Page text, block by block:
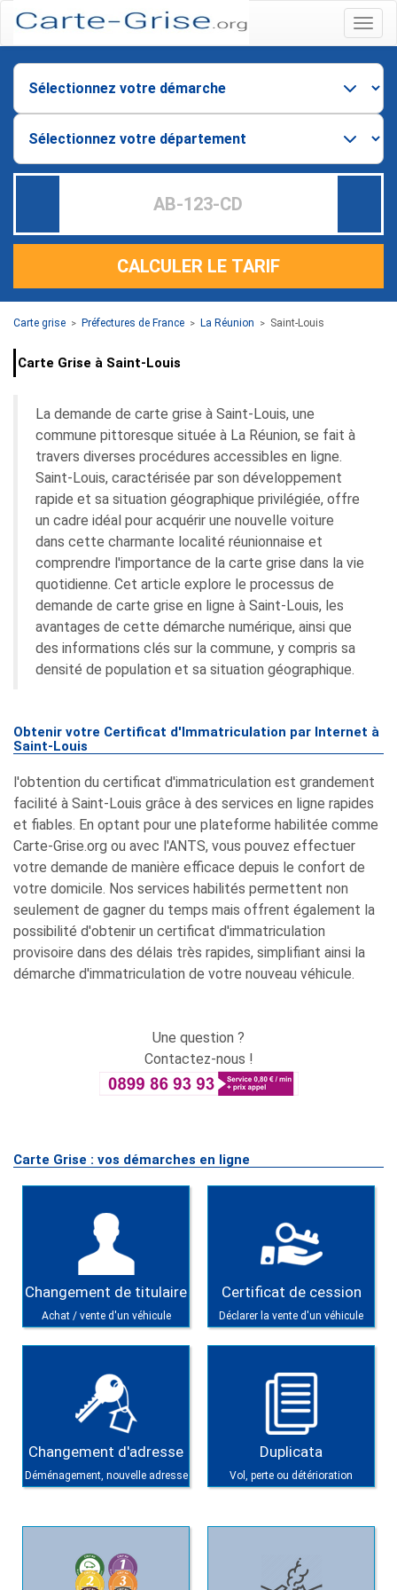
Menu
CALCULER LE TARIF
Carte grise > Préfectures de France > La Réunion > Saint-Louis
Carte Grise à Saint-Louis
La demande de carte grise à Saint-Louis, une
commune pittoresque située à La Réunion, se fait à
travers diverses procédures accessibles en ligne.
Saint-Louis, caractérisée par son développement
rapide et sa situation géographique privilégiée, offre
un cadre idéal pour acquérir une nouvelle voiture
dans cette charmante localité réunionnaise et
comprendre l'importance de la carte grise dans la vie
quotidienne. Cet article explore le processus de
demande de carte grise en ligne à Saint-Louis, les
avantages de cette démarche numérique, ainsi que
des informations clés sur la commune, y compris sa
densité de population et sa situation géographique.
Obtenir votre Certificat d'Immatriculation par Internet à
Saint-Louis
l'obtention du certificat d'immatriculation est grandement
facilité à Saint-Louis grâce à des services en ligne rapides
et fiables. En optant pour une plateforme habilitée comme
Carte-Grise.org ou avec l'ANTS, vous pouvez effectuer
votre demande de manière efficace depuis le confort de
votre domicile. Nos services habilités permettent non
seulement de gagner du temps mais offrent également la
possibilité d'obtenir un certificat d'immatriculation
provisoire dans des délais très rapides, simplifiant ainsi la
démarche d'immatriculation de votre nouveau véhicule.
Une question ?
Contactez-nous !
Carte Grise : vos démarches en ligne
Changement de titulaire
Achat / vente d'un véhicule
Certificat de cession
Déclarer la vente d'un véhicule
Changement d'adresse
Déménagement, nouvelle adresse
Duplicata
Vol, perte ou détérioration